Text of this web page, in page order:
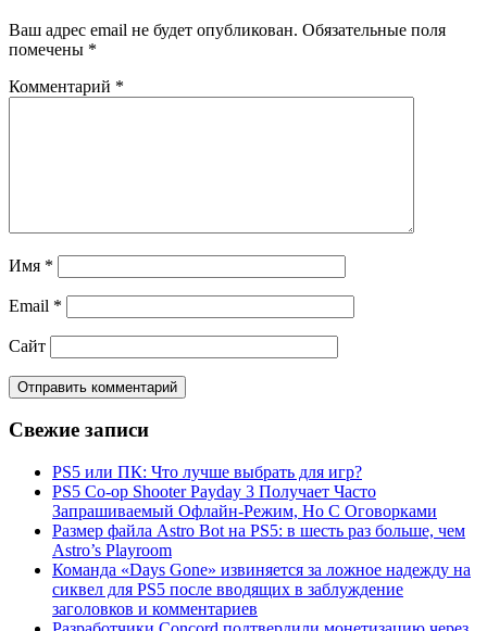
Ваш адрес email не будет опубликован. Обязательные поля
помечены *
Комментарий *
Имя *
Email *
Сайт
Свежие записи
PS5 или ПК: Что лучше выбрать для игр?
PS5 Co-op Shooter Payday 3 Получает Часто
Запрашиваемый Офлайн-Режим, Но С Оговорками
Размер файла Astro Bot на PS5: в шесть раз больше, чем
Astro’s Playroom
Команда «Days Gone» извиняется за ложное надежду на
сиквел для PS5 после вводящих в заблуждение
заголовков и комментариев